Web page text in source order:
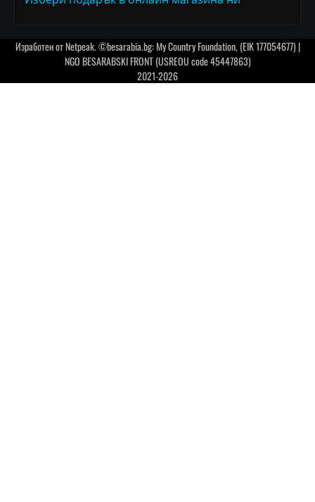
Изработен отNetpeak. ©besarabia.bg: My Country Foundation, (EIK 177054677) |
NGO BESARABSKI FRONT (USREOU code 45447863)
2021-2026